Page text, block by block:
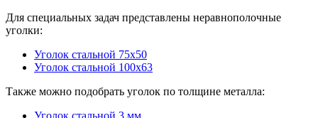
Для специальных задач представлены неравнополочные
уголки:
Уголок стальной 75x50
Уголок стальной 100x63
Также можно подобрать уголок по толщине металла:
Уголок стальной 3 мм